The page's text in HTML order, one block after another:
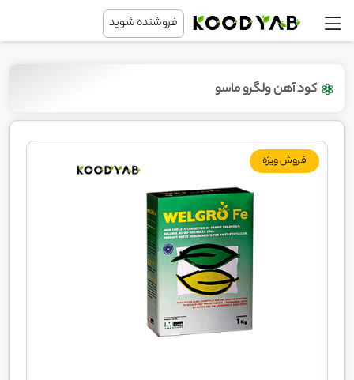
فروشنده شوید
کود آهن ولگرو ماسو
فروش ویژه